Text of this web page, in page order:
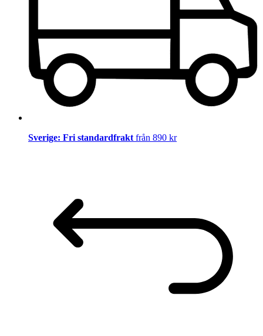
Sverige: Fri standardfrakt från 890 kr